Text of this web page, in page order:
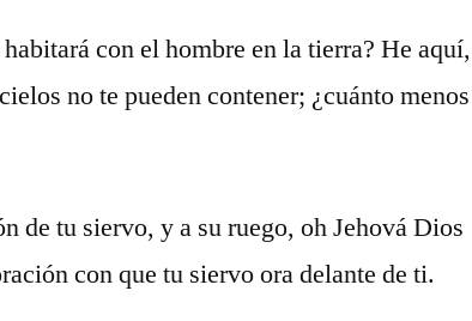
con el hombre en la tierra? He aquí,
no te pueden contener; ¿cuánto menos
de tu siervo, y a su ruego, oh Jehová Dios
con que tu siervo ora delante de ti.